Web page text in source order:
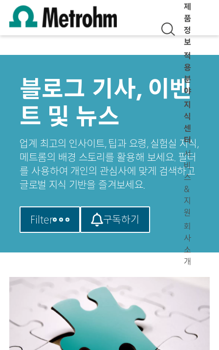
제
품
정
보
적
용
분
야
지
식
센
터
서
비
스
&
지
원
회
사
소
개
블로그 기사, 이벤
트 및 뉴스
업계 최고의 인사이트, 팁과 요령, 실험실 지식,
메트롬의 배경 스토리를 활용해 보세요. 필터
를 사용하여 개인의 관심사에 맞게 검색하고
글로벌 지식 기반을 즐겨보세요.
Filter 구독하기